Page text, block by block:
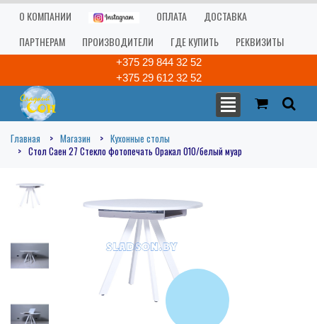
О КОМПАНИИ ОПЛАТА
ДОСТАВКА
ПАРТНЕРАМ
ПРОИЗВОДИТЕЛИ ГДЕ КУПИТЬ РЕКВИЗИТЫ
+375 29 844 32 52
+375 29 612 32 52
Главная Магазин
Кухонные столы
Стол Саен 27 Стекло фотопечать Оракал 010/белый муар